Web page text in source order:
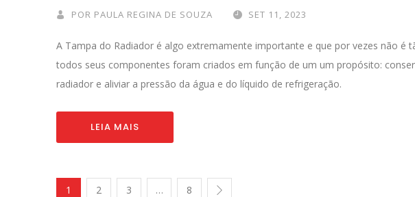
POR PAULA REGINA DE SOUZA SET 11, 2023
A Tampa do Radiador é algo extremamente importante e que por vezes não é
todos seus componentes foram criados em função de um um propósito:
radiador e aliviar a pressão da água e do líquido de refrigeração.
LEIA MAIS
1 2 3 … 8